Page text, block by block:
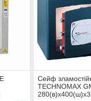
Сейф
TECHNOMAX